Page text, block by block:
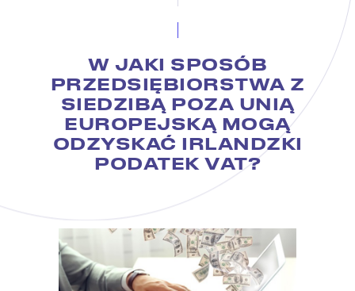
W JAKI SPOSÓB
PRZEDSIĘBIORSTWA Z
SIEDZIBĄ POZA UNIĄ
EUROPEJSKĄ MOGĄ
ODZYSKAĆ IRLANDZKI
PODATEK VAT?